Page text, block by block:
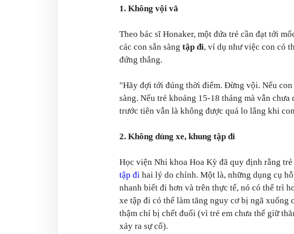
1. Không vội vã
Theo bác sĩ Honaker, một đứa trẻ cần đạt tới
các con sẵn sàng tập đi, ví dụ như việc con có
đứng thẳng.
"Hãy đợi tới đúng thời điểm. Đừng vội. Nếu con
sàng. Nếu trẻ khoảng 15-18 tháng mà vẫn
trước tiên vẫn là không được quá lo lắng khi
2. Không dùng xe, khung tập đi
Học viện Nhi khoa Hoa Kỳ đã quy định rằng trẻ
tập đi hai lý do chính. Một là, những dụng cụ
nhanh biết đi hơn và trên thực tế, nó có thể trì
xe tập đi có thể làm tăng nguy cơ bị ngã xuống
thậm chí bị chết đuối (vì trẻ em chưa thể giữ
xảy ra sự cố).